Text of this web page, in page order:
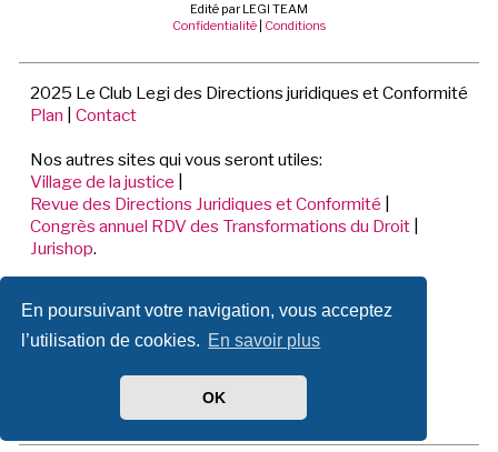
En poursuivant votre navigation, vous acceptez
l’utilisation de cookies. En savoir plus
OK
Edité par LEGI TEAM
Confidentialité | Conditions
2025 Le Club Legi des Directions juridiques et Conformité
Plan
Contact
Nos autres sites qui vous seront utiles:
Village de la justice
Revue des Directions Juridiques et Conformité
Congrès annuel RDV des Transformations du Droit
Jurishop.
198 Avenue de Verdun
92441 ISSY LES MOULINEAUX CEDEX
Mentions légales de ce site.